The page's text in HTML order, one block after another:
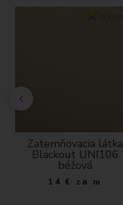
Zatemňovacia látka
Blackout UNI106
béžová
14 € za m